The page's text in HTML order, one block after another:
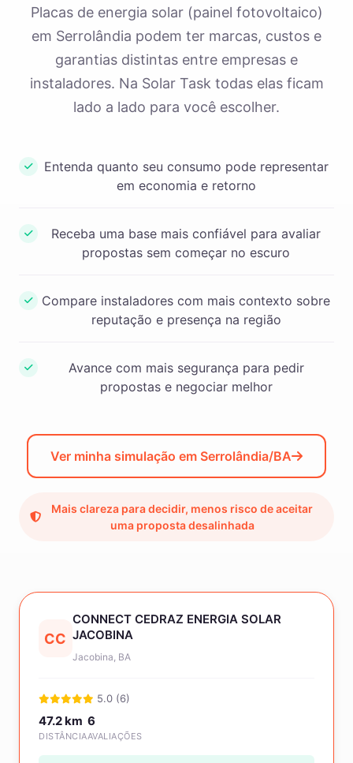
CC
CONNECT CEDRAZ ENERGIA SOLAR
JACOBINA
Jacobina, BA
5.0 (6)
47.2 km
DISTÂNCIA
6
AVALIAÇÕES
Placas de energia solar (painel fotovoltaico)
em Serrolândia podem ter marcas, custos e
garantias distintas entre empresas e
instaladores. Na Solar Task todas elas ficam
lado a lado para você escolher.
Entenda quanto seu consumo pode representar
em economia e retorno
Receba uma base mais confiável para avaliar
propostas sem começar no escuro
Compare instaladores com mais contexto sobre
reputação e presença na região
Avance com mais segurança para pedir
propostas e negociar melhor
Ver minha simulação em Serrolândia/BA
Mais clareza para decidir, menos risco de aceitar
uma proposta desalinhada